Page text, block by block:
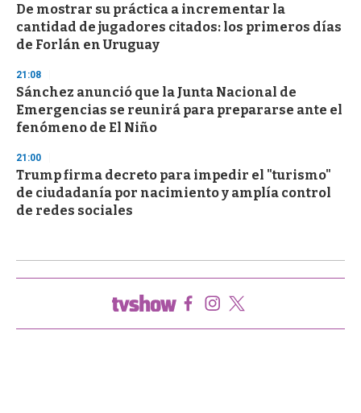
De mostrar su práctica a incrementar la
cantidad de jugadores citados: los primeros días
de Forlán en Uruguay
21:08
Sánchez anunció que la Junta Nacional de
Emergencias se reunirá para prepararse ante el
fenómeno de El Niño
21:00
Trump firma decreto para impedir el "turismo"
de ciudadanía por nacimiento y amplía control
de redes sociales